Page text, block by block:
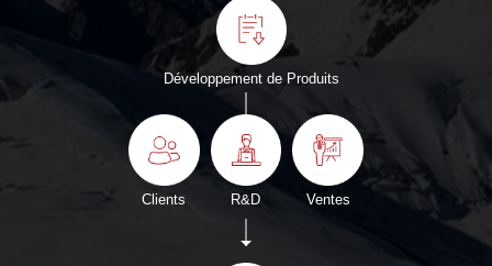
Développement de Produits
Clients R&D Ventes